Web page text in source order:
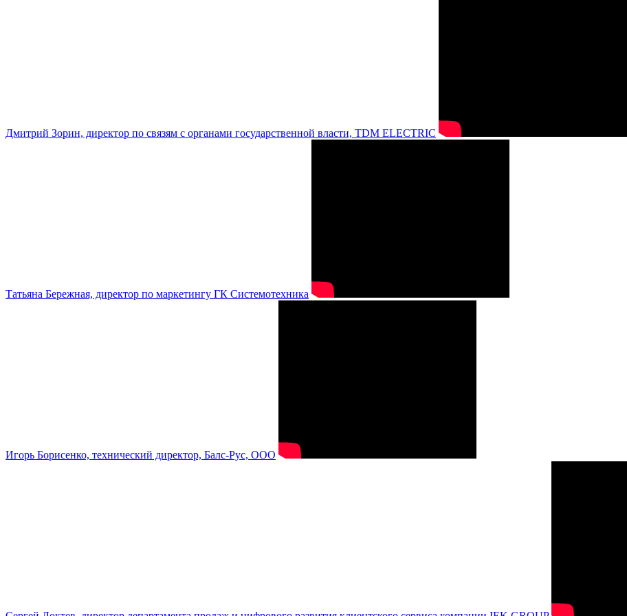
Дмитрий Зорин, директор по связям с органами государственной власти, TDM ELECTRIC
Татьяна Бережная, директор по маркетингу ГК Системотехника
Игорь Борисенко, технический директор, Балс-Рус, ООО